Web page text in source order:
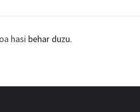
hasi behar duzu.